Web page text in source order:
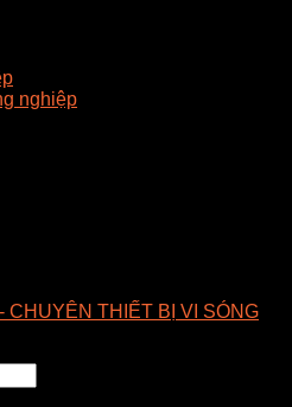
nghiệp
CHUYÊN THIẾT BỊ VI SÓNG